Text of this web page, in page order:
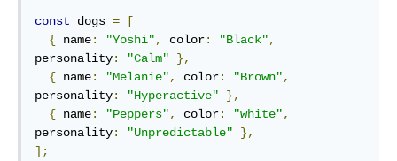
const dogs =
[
{ name: "Yoshi", color: "Black",
personality: "Calm"
},
{ name: "Melanie", color: "Brown",
personality: "Hyperactive"
},
{ name: "Peppers", color: "white",
personality: "Unpredictable"
},
];